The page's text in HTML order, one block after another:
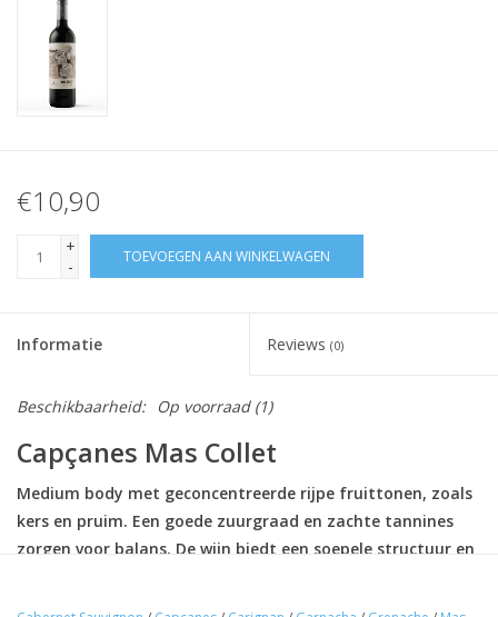
€10,90
+
-
TOEVOEGEN AAN WINKELWAGEN
Informatie Reviews (0)
Beschikbaarheid: Op voorraad(1)
Capçanes Mas Collet
Medium body met geconcentreerde rijpe fruittonen, zoals
kers en pruim. Een goede zuurgraad en zachte tannines
zorgen voor balans. De wijn biedt een soepele structuur en